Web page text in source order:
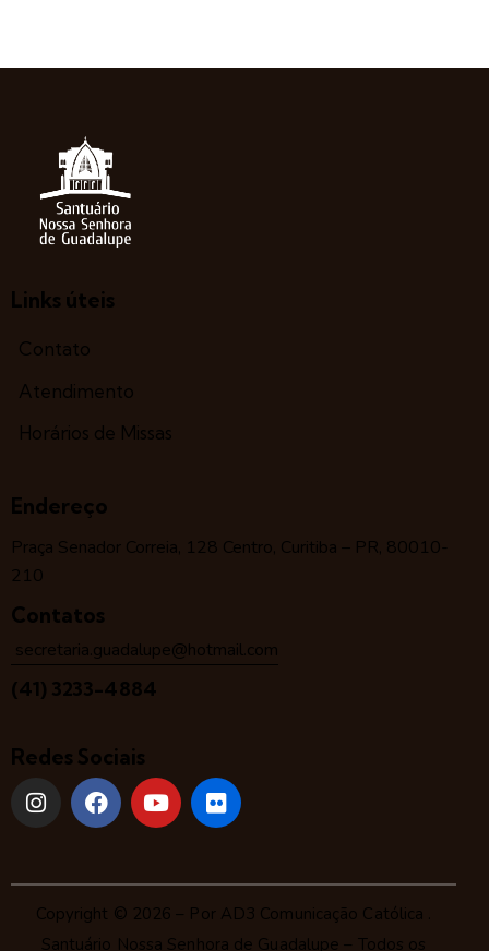
Links úteis
Contato
Atendimento
Horários de Missas
Endereço
Praça Senador Correia, 128 Centro, Curitiba – PR, 80010-
210
Contatos
secretaria.guadalupe@hotmail.com
(41) 3233-4884
Redes Sociais
Copyright © 2026 – Por AD3 Comunicação Católica .
Santuário Nossa Senhora de Guadalupe – Todos os